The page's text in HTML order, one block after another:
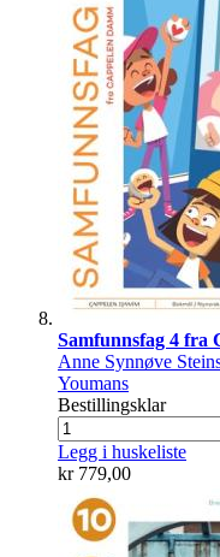
Samfunnsfag 4 fra
Anne Synnøve
Youmans
Bestillingsklar
Legg i huskeliste
kr 779,00